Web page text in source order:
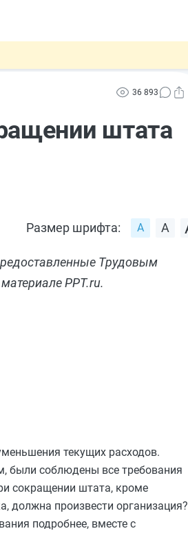
36 893
штата
Размер шрифта:
Трудовым
PPT.ru.
текущих расходов.
были соблюдены все требования
сокращении штата, кроме
должна произвести организация?
подробнее, вместе с